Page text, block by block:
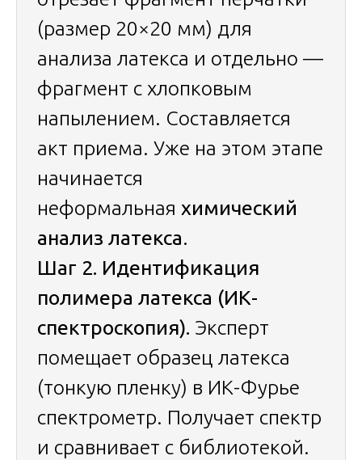
(размер 20×20 мм) для
анализа латекса и отдельно —
фрагмент с хлопковым
напылением. Составляется
акт приема. Уже на этом этапе
начинается
неформальная химический
анализ латекса.
Шаг 2. Идентификация
полимера латекса (ИК-
спектроскопия). Эксперт
помещает образец латекса
(тонкую пленку) в ИК-Фурье
спектрометр. Получает спектр
и сравнивает с библиотекой.